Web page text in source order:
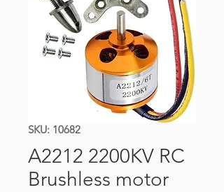
SKU: 10682
A2212 2200KV RC
Brushless motor